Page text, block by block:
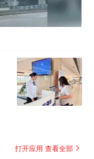
打开应用 查看全部